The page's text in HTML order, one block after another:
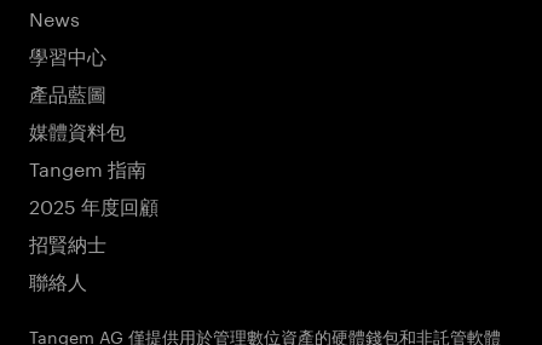
News
學習中心
產品藍圖
媒體資料包
Tangem 指南
2025 年度回顧
招賢納士
聯絡人
Tangem AG 僅提供用於管理數位資產的硬體錢包和非託管軟體